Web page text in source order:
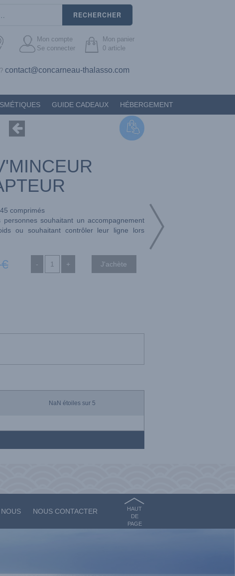
GUIDE CADEAUX HÉBERGEMENT
contact@concarneau-thalasso.com
RECHERCHER
Mon compte
Se connecter
Mon panier
0 article
45 comprimés
souhaitant un accompagnement
ou souhaitant contrôler leur ligne lors
€ - +
NaN étoiles sur 5
NOUS CONTACTER
HAUT
DE
PAGE